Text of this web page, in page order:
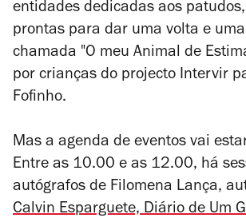
entidades dedicadas aos
prontas para dar uma volta e
chamada "O meu Animal de
por crianças do projecto Intervir
Fofinho.
Mas a agenda de eventos vai
Entre as 10.00 e as 12.00, há
autógrafos de Filomena Lança,
Calvin Esparguete, Diário de Um